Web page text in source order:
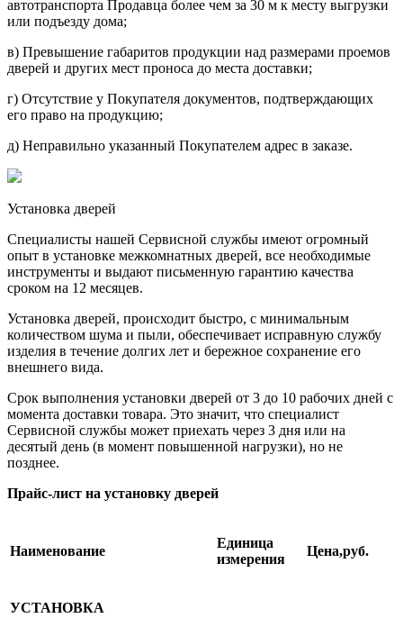
автотранспорта Продавца более чем за 30 м к месту выгрузки
или подъезду дома;
в) Превышение габаритов продукции над размерами проемов
дверей и других мест проноса до места доставки;
г) Отсутствие у Покупателя документов, подтверждающих
его право на продукцию;
д) Неправильно указанный Покупателем адрес в заказе.
Установка дверей
Специалисты нашей Сервисной службы имеют огромный
опыт в установке межкомнатных дверей, все необходимые
инструменты и выдают письменную гарантию качества
сроком на 12 месяцев.
Установка дверей, происходит быстро, с минимальным
количеством шума и пыли, обеспечивает исправную службу
изделия в течение долгих лет и бережное сохранение его
внешнего вида.
Срок выполнения установки дверей от 3 до 10 рабочих дней с
момента доставки товара. Это значит, что специалист
Сервисной службы может приехать через 3 дня или на
десятый день (в момент повышенной нагрузки), но не
позднее.
Прайс-лист на установку дверей
Наименование
Единица
измерения
Цена,руб.
УСТАНОВКА